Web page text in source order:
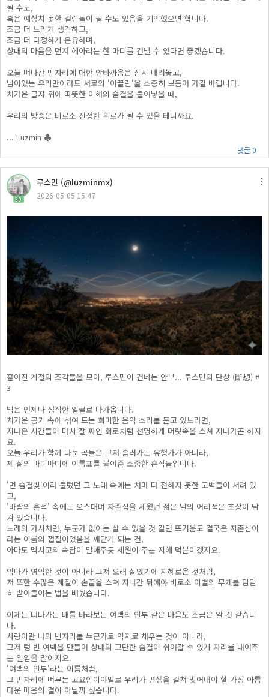
될 수도,
혹은 예상치 못한 걸림돌이 될 수도 있음을 기억했으면 합니다.
조금 더 느리게 생각하고,
조금 더 다정하게 은유하며,
상대의 마음을 먼저 헤아리는 한 마디를 건넬 수 있다면 좋겠습니다.
오늘 떠나간 빈자리에 대한 안타까움은 잠시 내려놓고,
남아있는 우리만이라도 서로의 '이끌림'을 소중히 보듬어 가길 바랍니다.
차가운 글자 위에 따뜻한 이해의 숨결을 불어넣을 때,
우리의 방송은 비로소 진정한 위로가 될 수 있을 테니까요.
... Luzmin ♣
댓글 0
30
루스민 (@luzminmx)
2026-05-05 15:47
흩어진 계절의 조각들을 모아, 루스민이 건네는 안부... 루스민의 단상 (斷想) #
3
밤은 언제나 정직한 얼굴로 다가옵니다.
차가운 공기 속에 섞여 드는 희미한 음악 소리를 듣고 있노라면,
지나온 시간들이 마치 잘 짜인 회로처럼 선명하게 머릿속을 스쳐 지나가곤 하지
요.
오늘 우리가 함께 나눈 곡들은 그저 흘러가는 유행가가 아니라,
제 삶의 마디마디에 이름표를 붙여준 소중한 흔적들입니다.
'먼 숨결빛'이라 불렀던 그 노래 속에는 차마 다 전하지 못한 고백들이 서려 있
고,
'바람의 흔적' 속에는 으스대며 자존심을 세웠던 젊은 날의 어리석은 초상이 담
겨 있습니다.
노래의 가사처럼, 누군가 없이는 살 수 없을 것 같던 뜨거움도 결국은 자존심이
라는 이름의 껍질이었음을 깨닫게 되는 건,
아마도 멕시코의 속담이 말해주듯 세월이 주는 지혜 덕분이겠지요.
악마가 영악한 것이 아니라 그저 오래 살았기에 지혜로운 것처럼,
저 또한 수많은 계절이 손끝을 스쳐 지나간 뒤에야 비로소 이별의 무게를 담담
히 받아들이는 법을 배웠습니다.
이제는 떠나가는 배를 바라보는 여백의 안부 같은 마음도 조금은 알 것 같습니
다.
사랑이란 나의 빈자리를 누군가로 억지로 채우는 것이 아니라,
그저 텅 빈 여백을 만들어 상대의 고단한 숨결이 쉬어갈 수 있게 자리를 내어주
는 일임을 말이지요.
'여백의 안부'라는 이름처럼,
그 빈자리에 머무는 고요함이야말로 우리가 평생을 걸쳐 빚어내야 할 가장 아름
다운 마음의 결이 아닐까 싶습니다.